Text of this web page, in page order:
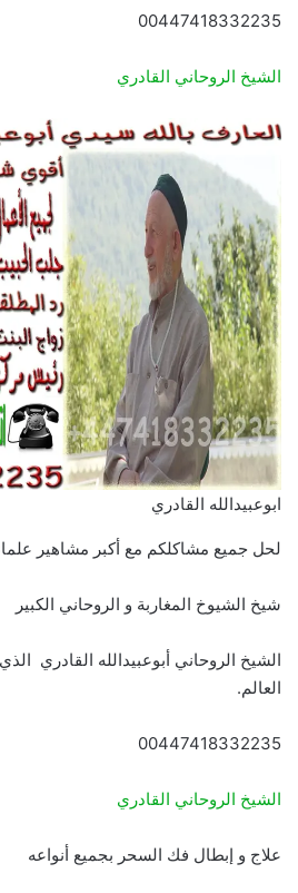
00447418332235
الشيخ الروحاني القادري
ابوعبيدالله القادري
لحل جميع مشاكلكم مع أكبر مشاهير
شيخ الشيوخ المغاربة و الروحاني الكبير
الشيخ الروحاني أبوعبيدالله القادري
العالم.
00447418332235
الشيخ الروحاني القادري
علاج و إبطال فك السحر بجميع أنواعه